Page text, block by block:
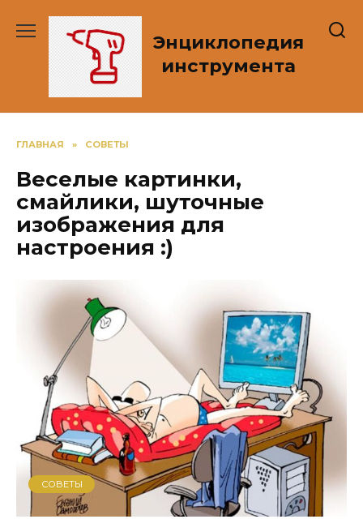
содержанию
Энциклопедия
инструмента
ГЛАВНАЯ » СОВЕТЫ
Веселые картинки,
смайлики, шуточные
изображения для
настроения :)
СОВЕТЫ